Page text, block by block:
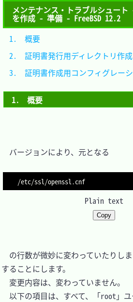
メンテナンス・トラブルシュー
を作成 - 準備 - FreeBSD 12.2
1.　概要
バージョンにより、元となる
Plain text
Copy
の行数が微妙に変わっていたりし
することにします。
変更内容は、変わっていません。
以下の項目は、すべて、「root」ユ